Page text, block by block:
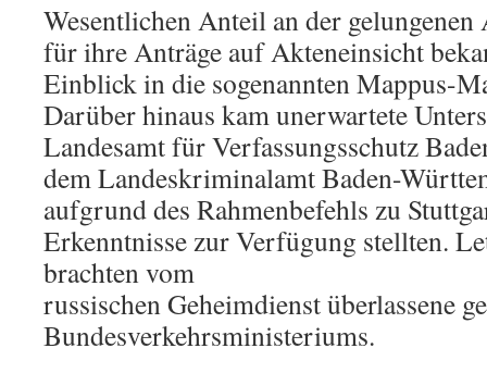
Wesentlichen Anteil an der
für ihre Anträge auf Akteneinsicht
Einblick in die sogenannten Mappus-
Darüber hinaus kam unerwartete
Landesamt für Verfassungsschutz
dem Landeskriminalamt Baden-
aufgrund des Rahmenbefehls zu
Erkenntnisse zur Verfügung stellten.
brachten vom
russischen Geheimdienst überlassene
Bundesverkehrsministeriums.